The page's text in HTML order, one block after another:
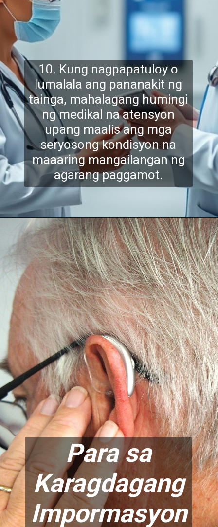
10. Kung nagpapatuloy o
lumalala ang pananakit ng
tainga, mahalagang humingi
ng medikal na atensyon
upang maalis ang mga
seryosong kondisyon na
maaaring mangailangan ng
agarang paggamot.
Para sa
Karagdagang
Impormasyon